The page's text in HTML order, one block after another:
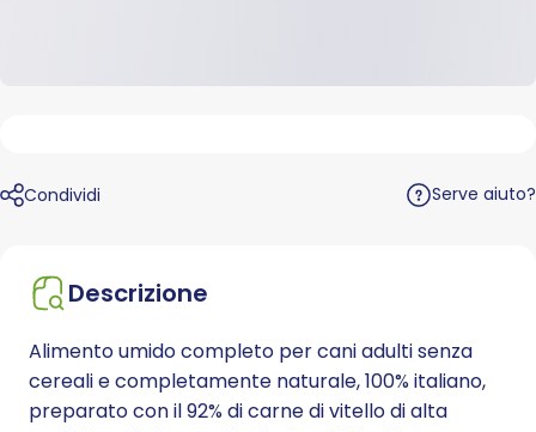
Condividi Serve aiuto?
Descrizione
Alimento umido completo per cani adulti senza
cereali e completamente naturale, 100% italiano,
preparato con il 92% di carne di vitello di alta